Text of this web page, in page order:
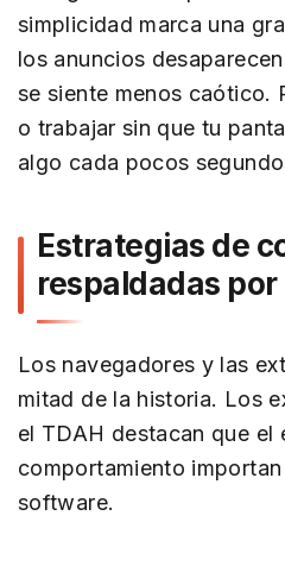
simplicidad marca una
los anuncios
se siente menos caótico.
o trabajar sin que tu
algo cada pocos
Estrategias de
respaldadas
Los navegadores y las
mitad de la historia. Los
el TDAH destacan que el
comportamiento
software.